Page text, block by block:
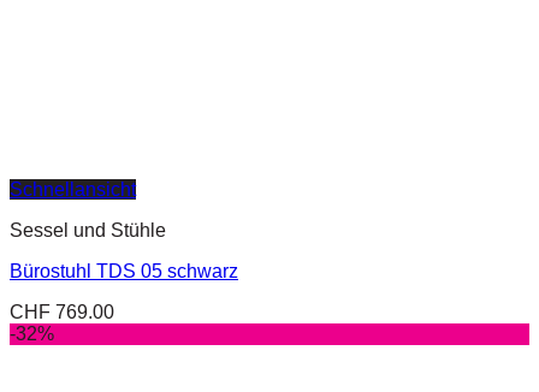
Schnellansicht
Sessel und Stühle
Bürostuhl TDS 05 schwarz
CHF 769.00
-32%